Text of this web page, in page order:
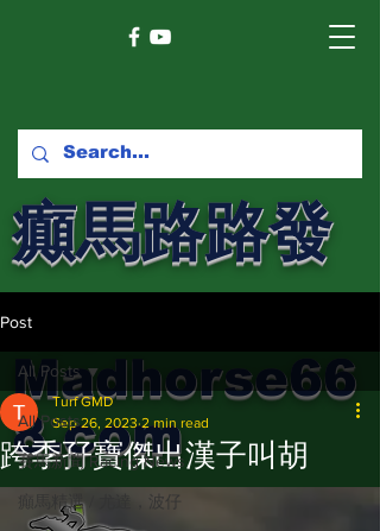
癲馬路路發
馬網
Madhorse66
8.com
Post
All Posts
賽馬新聞 Racing News
癲馬精選 / 尤達，波仔
All Posts
跨季孖寶傑出漢子叫胡
Turf GMD
Sep 26, 2023 2 min read